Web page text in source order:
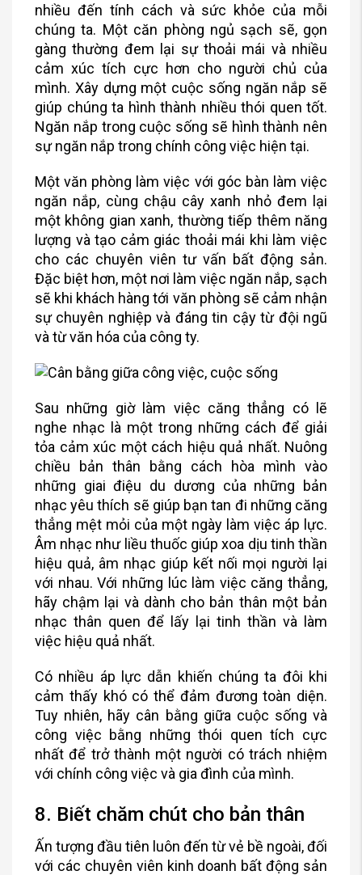
nhiều đến tính cách và sức khỏe của mỗi
chúng ta. Một căn phòng ngủ sạch sẽ, gọn
gàng thường đem lại sự thoải mái và nhiều
cảm xúc tích cực hơn cho người chủ của
mình. Xây dựng một cuộc sống ngăn nắp sẽ
giúp chúng ta hình thành nhiều thói quen tốt.
Ngăn nắp trong cuộc sống sẽ hình thành nên
sự ngăn nắp trong chính công việc hiện tại.
Một văn phòng làm việc với góc bàn làm việc
ngăn nắp, cùng chậu cây xanh nhỏ đem lại
một không gian xanh, thường tiếp thêm năng
lượng và tạo cảm giác thoải mái khi làm việc
cho các chuyên viên tư vấn bất động sản.
Đặc biệt hơn, một nơi làm việc ngăn nắp, sạch
sẽ khi khách hàng tới văn phòng sẽ cảm nhận
sự chuyên nghiệp và đáng tin cậy từ đội ngũ
và từ văn hóa của công ty.
Sau những giờ làm việc căng thẳng có lẽ
nghe nhạc là một trong những cách để giải
tỏa cảm xúc một cách hiệu quả nhất. Nuông
chiều bản thân bằng cách hòa mình vào
những giai điệu du dương của những bản
nhạc yêu thích sẽ giúp bạn tan đi những căng
thẳng mệt mỏi của một ngày làm việc áp lực.
Âm nhạc như liều thuốc giúp xoa dịu tinh thần
hiệu quả, âm nhạc giúp kết nối mọi người lại
với nhau. Với những lúc làm việc căng thẳng,
hãy chậm lại và dành cho bản thân một bản
nhạc thân quen để lấy lại tinh thần và làm
việc hiệu quả nhất.
Có nhiều áp lực dẫn khiến chúng ta đôi khi
cảm thấy khó có thể đảm đương toàn diện.
Tuy nhiên, hãy cân bằng giữa cuộc sống và
công việc bằng những thói quen tích cực
nhất để trở thành một người có trách nhiệm
với chính công việc và gia đình của mình.
8. Biết chăm chút cho bản thân
Ấn tượng đầu tiên luôn đến từ vẻ bề ngoài, đối
với các chuyên viên kinh doanh bất động sản